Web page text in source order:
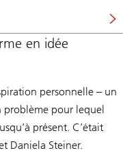
en idée
personnelle – un
problème pour lequel
présent. C’était
Daniela Steiner.